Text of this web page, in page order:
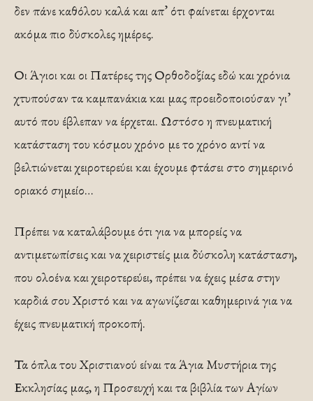
δεν πάνε καθόλου καλά και απ’ ότι φαίνεται έρχονται
ακόμα πιο δύσκολες ημέρες.
Οι Άγιοι και οι Πατέρες της Ορθοδοξίας εδώ και χρόνια
χτυπούσαν τα καμπανάκια και μας προειδοποιούσαν γι’
αυτό που έβλεπαν να έρχεται. Ωστόσο η πνευματική
κατάσταση του κόσμου χρόνο με το χρόνο αντί να
βελτιώνεται χειροτερεύει και έχουμε φτάσει στο σημερινό
οριακό σημείο…
Πρέπει να καταλάβουμε ότι για να μπορείς να
αντιμετωπίσεις και να χειριστείς μια δύσκολη κατάσταση,
που ολοένα και χειροτερεύει, πρέπει να έχεις μέσα στην
καρδιά σου Χριστό και να αγωνίζεσαι καθημερινά για να
έχεις πνευματική προκοπή.
Τα όπλα του Χριστιανού είναι τα Άγια Μυστήρια της
Εκκλησίας μας, η Προσευχή και τα βιβλία των Αγίων